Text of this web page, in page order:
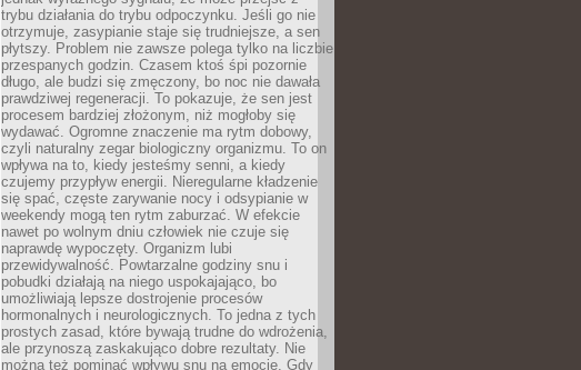
trybu działania do trybu odpoczynku. Jeśli go nie
otrzymuje, zasypianie staje się trudniejsze, a sen
płytszy. Problem nie zawsze polega tylko na liczbie
przespanych godzin. Czasem ktoś śpi pozornie
długo, ale budzi się zmęczony, bo noc nie dawała
prawdziwej regeneracji. To pokazuje, że sen jest
procesem bardziej złożonym, niż mogłoby się
wydawać. Ogromne znaczenie ma rytm dobowy,
czyli naturalny zegar biologiczny organizmu. To on
wpływa na to, kiedy jesteśmy senni, a kiedy
czujemy przypływ energii. Nieregularne kładzenie
się spać, częste zarywanie nocy i odsypianie w
weekendy mogą ten rytm zaburzać. W efekcie
nawet po wolnym dniu człowiek nie czuje się
naprawdę wypoczęty. Organizm lubi
przewidywalność. Powtarzalne godziny snu i
pobudki działają na niego uspokajająco, bo
umożliwiają lepsze dostrojenie procesów
hormonalnych i neurologicznych. To jedna z tych
prostych zasad, które bywają trudne do wdrożenia,
ale przynoszą zaskakująco dobre rezultaty. Nie
można też pominąć wpływu snu na emocje. Gdy